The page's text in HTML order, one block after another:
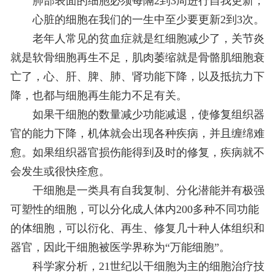
心脏的细胞在我们的一生中至少要更新2到3次。
老年人常见的贫血症就是红细胞减少了，关节炎
就是软骨细胞再生不足，肌肉萎缩就是骨骼肌细胞衰
亡了，心、肝、脾、肺、肾功能下降，以及抵抗力下
降，也都与细胞再生能力不足有关。
如果干细胞的数量减少功能减退，使修复组织器
官的能力下降，机体就会出现各种疾病，并且缠绵难
愈。如果组织器官损伤能得到及时的修复，疾病就不
会发生或很快痊愈。
干细胞是一类具有自我复制、分化潜能并有极强
可塑性的细胞，可以分化成人体内200多种不同功能
的体细胞，可以衍化、再生、修复几十种人体组织和
器官，因此干细胞被医学界称为“万能细胞”。
科学家分析，21世纪以干细胞为主的细胞治疗技